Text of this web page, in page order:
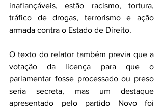
inafiançáveis, estão racismo, tortura,
tráfico de drogas, terrorismo e ação
armada contra o Estado de Direito.
O texto do relator também previa que a
votação da licença para que o
parlamentar fosse processado ou preso
seria secreta, mas um destaque
apresentado pelo partido Novo foi